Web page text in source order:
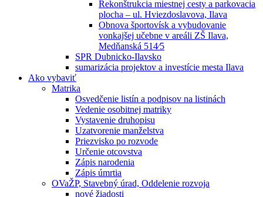
Rekonštrukcia miestnej cesty a parkovacia
plocha – ul. Hviezdoslavova, Ilava
Obnova športovísk a vybudovanie
vonkajšej učebne v areáli ZŠ Ilava,
Medňanská 514⁄5
SPR Dubnicko-Ilavsko
sumarizácia projektov a investície mesta Ilava
Ako vybaviť
Matrika
Osvedčenie listín a podpisov na listinách
Vedenie osobitnej matriky
Vystavenie druhopisu
Uzatvorenie manželstva
Priezvisko po rozvode
Určenie otcovstva
Zápis narodenia
Zápis úmrtia
OVaŽP, Stavebný úrad, Oddelenie rozvoja
nové žiadosti